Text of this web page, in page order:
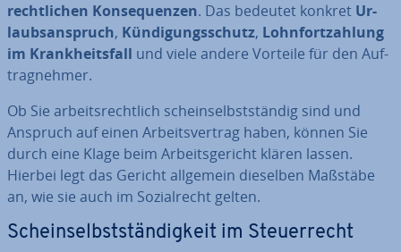
recht­li­chen Kon­se­quen­zen. Das bedeutet konkret Ur­
laubs­an­spruch, Kün­di­gungs­schutz, Lohn­fort­zah­lung
im Krank­heits­fall und viele andere Vorteile für den Auf­
trag­neh­mer.
Ob Sie ar­beits­recht­lich schein­selbst­stän­dig sind und
Anspruch auf einen Ar­beits­ver­trag haben, können Sie
durch eine Klage beim Ar­beits­ge­richt klären lassen.
Hierbei legt das Gericht allgemein dieselben Maßstäbe
an, wie sie auch im So­zi­al­recht gelten.
Schein­selbst­stän­dig­keit im Steu­er­recht